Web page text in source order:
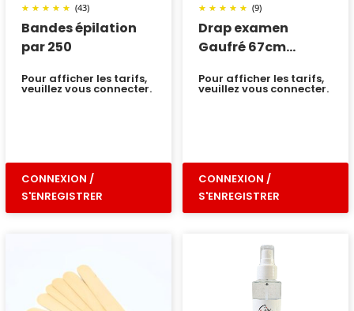
Bandes épilation
par 250
(43)
Pour afficher les tarifs,
veuillez vous connecter.
CONNEXION /
S'ENREGISTRER
Drap examen
Gaufré 67cm
(9)
Pour afficher les tarifs,
veuillez vous connecter.
CONNEXION /
S'ENREGISTRER